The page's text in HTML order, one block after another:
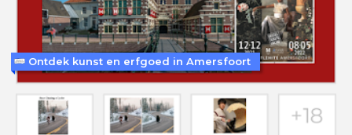
Ontdek kunst en erfgoed in Amersfoort